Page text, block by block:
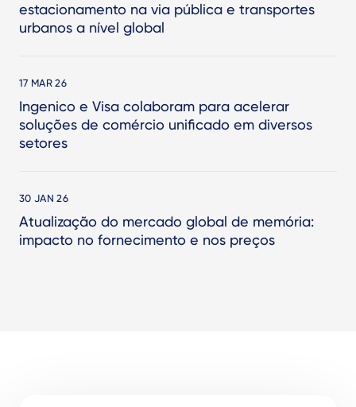
estacionamento na via pública e transportes
urbanos a nível global
17 MAR 26
Ingenico e Visa colaboram para acelerar
soluções de comércio unificado em diversos
setores
30 JAN 26
Atualização do mercado global de memória:
impacto no fornecimento e nos preços